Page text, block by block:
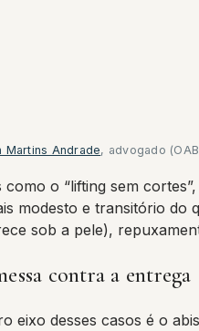
Martins Andrade, advogado
como o “lifting sem
modesto e transitório do
sob a pele),
contra a entrega
eixo desses casos é o